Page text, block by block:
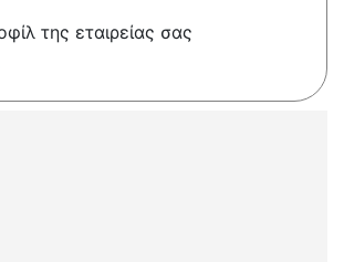
της εταιρείας σας